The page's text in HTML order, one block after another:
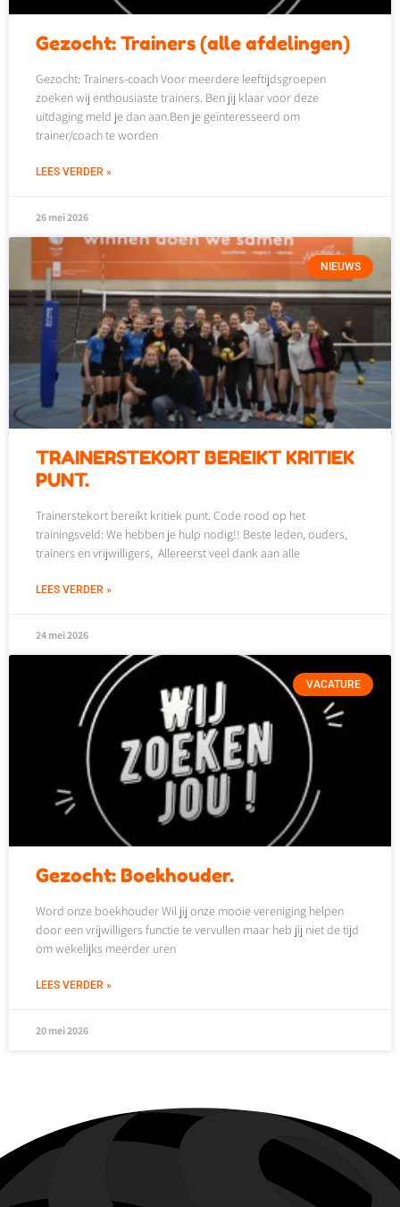
Gezocht: Trainers (alle afdelingen)
Gezocht: Trainers-coach Voor meerdere leeftijdsgroepen
zoeken wij enthousiaste trainers. Ben jij klaar voor deze
uitdaging meld je dan aan.Ben je geïnteresseerd om
trainer/coach te worden
LEES VERDER »
26 mei 2026
NIEUWS
TRAINERSTEKORT BEREIKT KRITIEK
PUNT.
Trainerstekort bereikt kritiek punt. Code rood op het
trainingsveld: We hebben je hulp nodig!! Beste leden, ouders,
trainers en vrijwilligers, Allereerst veel dank aan alle
LEES VERDER »
24 mei 2026
VACATURE
Gezocht: Boekhouder.
Word onze boekhouder Wil jij onze mooie vereniging helpen
door een vrijwilligers functie te vervullen maar heb jij niet de tijd
om wekelijks meerder uren
LEES VERDER »
20 mei 2026